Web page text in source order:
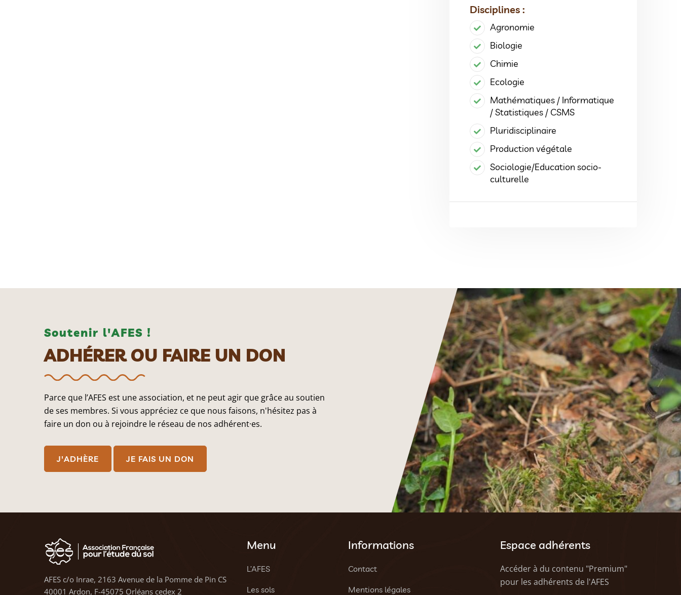
Disciplines :
Agronomie
Biologie
Chimie
Ecologie
Mathématiques / Informatique
/ Statistiques / CSMS
Pluridisciplinaire
Production végétale
Sociologie/Education socio-
culturelle
Soutenir l'AFES !
ADHÉRER OU FAIRE UN DON
Parce que l’AFES est une association, et ne peut agir que grâce au soutien
de ses membres. Si vous appréciez ce que nous faisons, n'hésitez pas à
faire un don ou à rejoindre le réseau de nos adhérent·es.
J'ADHÈRE JE FAIS UN DON
AFES c/o Inrae, 2163 Avenue de la Pomme de Pin CS
40001 Ardon, F-45075 Orléans cedex 2
Menu
L’AFES
Les sols
Informations
Contact
Mentions légales
Espace adhérents
Accéder à du contenu "Premium"
pour les adhérents de l'AFES